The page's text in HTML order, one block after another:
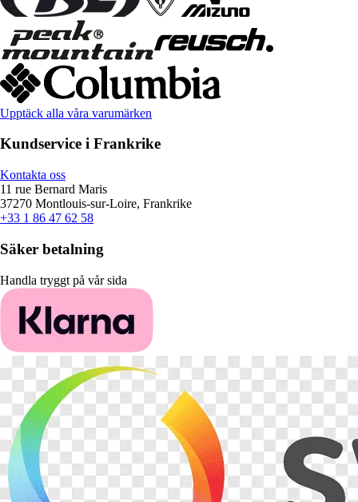
Upptäck alla våra varumärken
Kundservice i Frankrike
Kontakta oss
11 rue Bernard Maris
37270 Montlouis-sur-Loire, Frankrike
+33 1 86 47 62 58
Säker betalning
Handla tryggt på vår sida